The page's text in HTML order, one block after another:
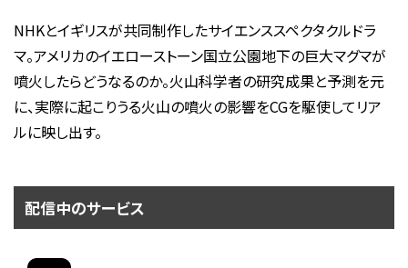
NHKとイギリスが共同制作したサイエンススペクタクルドラ
マ。アメリカのイエローストーン国立公園地下の巨大マグマが
噴火したらどうなるのか。火山科学者の研究成果と予測を元
に、実際に起こりうる火山の噴火の影響をCGを駆使してリア
ルに映し出す。
配信中のサービス